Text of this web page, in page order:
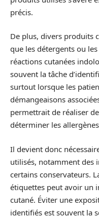
précis.
De plus, divers produits
que les détergents ou
réactions cutanées
souvent la tâche
surtout lorsque les
démangeaisons
permettrait de réaliser
déterminer les
Il devient donc
utilisés, notamment des
certains conservateurs.
étiquettes peut avoir un
cutané. Éviter une
identifiés est souvent la